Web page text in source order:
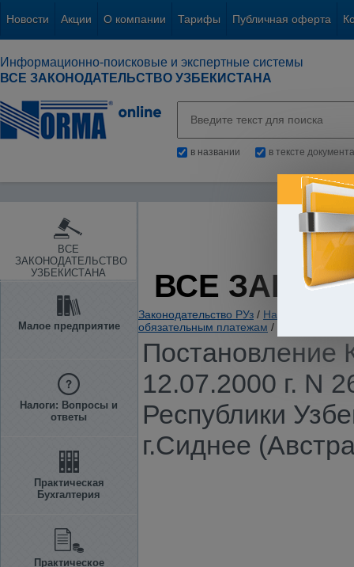
Новости Акции О компании Тарифы Публичная оферта
Информационно-поисковые и экспертные системы
ВСЕ ЗАКОНОДАТЕЛЬСТВО УЗБЕКИСТАНА
в названии в тексте документа
ВСЕ
ЗАКОНОДАТЕЛЬСТВО
УЗБЕКИСТАНА
Малое предприятие
Налоги: Вопросы и
ответы
Практическая
Бухгалтерия
Практическое
ВСЕ
Законодательство РУз / Налоги.
обязательным платежам /
Постановление
12.07.2000 г. N
Республики
г.Сиднее